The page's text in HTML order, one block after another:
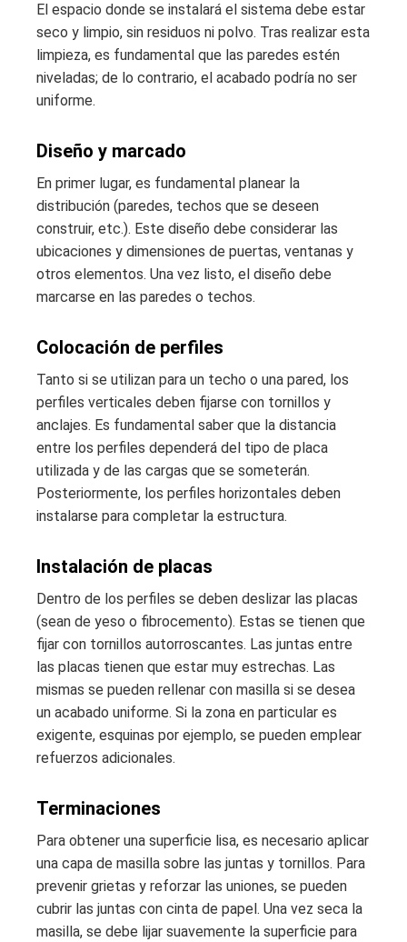
El espacio donde se instalará el sistema debe estar
seco y limpio, sin residuos ni polvo. Tras realizar esta
limpieza, es fundamental que las paredes estén
niveladas; de lo contrario, el acabado podría no ser
uniforme.
Diseño y marcado
En primer lugar, es fundamental planear la
distribución (paredes, techos que se deseen
construir, etc.). Este diseño debe considerar las
ubicaciones y dimensiones de puertas, ventanas y
otros elementos. Una vez listo, el diseño debe
marcarse en las paredes o techos.
Colocación de perfiles
Tanto si se utilizan para un techo o una pared, los
perfiles verticales deben fijarse con tornillos y
anclajes. Es fundamental saber que la distancia
entre los perfiles dependerá del tipo de placa
utilizada y de las cargas que se someterán.
Posteriormente, los perfiles horizontales deben
instalarse para completar la estructura.
Instalación de placas
Dentro de los perfiles se deben deslizar las placas
(sean de yeso o fibrocemento). Estas se tienen que
fijar con tornillos autorroscantes. Las juntas entre
las placas tienen que estar muy estrechas. Las
mismas se pueden rellenar con masilla si se desea
un acabado uniforme. Si la zona en particular es
exigente, esquinas por ejemplo, se pueden emplear
refuerzos adicionales.
Terminaciones
Para obtener una superficie lisa, es necesario aplicar
una capa de masilla sobre las juntas y tornillos. Para
prevenir grietas y reforzar las uniones, se pueden
cubrir las juntas con cinta de papel. Una vez seca la
masilla, se debe lijar suavemente la superficie para